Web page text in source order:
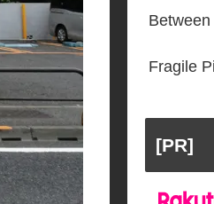
Fragile
[PR]